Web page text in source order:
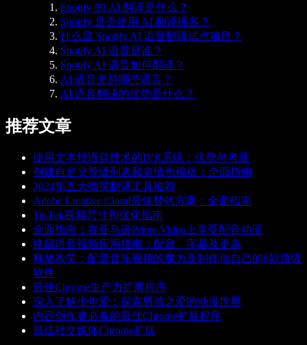
Spotify 的 AI 翻译是什么？
Spotify 是否使用 AI 翻译播客？
什么是 Spotify AI 语音翻译试点项目？
Spotify AI 语音是谁？
Spotify AI 语音如何翻译？
AI 语音支持哪些语言？
AI 语音翻译的优势是什么？
推荐文章
使用文本转语音技术的IVR系统：优势与考量
创建自定义等级列表和表情包模板：全面指南
2024年五大德英翻译工具推荐
Adobe Creative Cloud最佳替代方案：全面指南
TikTok视频尺寸和优化指南
全面指南：在亚马逊Prime Video上享受配音动漫
终极语音视频应用指南：配音、字幕及更多
释放欢笑：配音音乐视频的魔力及制作你自己的8款顶级
软件
最佳Chrome生产力扩展程序
深入了解少年爱：探索男孩之爱的动漫世界
内容创作者必备的最佳Chrome扩展程序
最佳社交媒体Chrome扩展